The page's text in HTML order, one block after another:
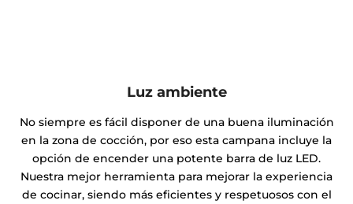
Luz ambiente
No siempre es fácil disponer de una buena iluminación
en la zona de cocción, por eso esta campana incluye la
opción de encender una potente barra de luz LED.
Nuestra mejor herramienta para mejorar la experiencia
de cocinar, siendo más eficientes y respetuosos con el